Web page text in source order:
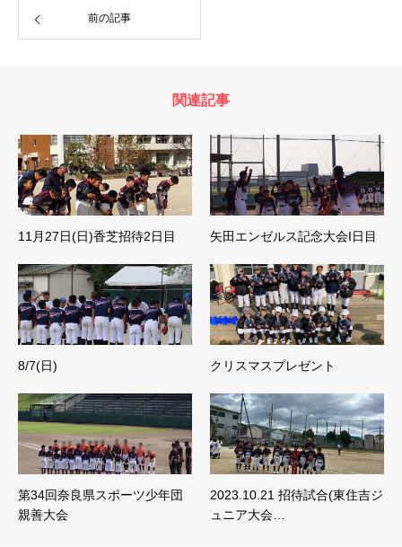
前の記事
関連記事
11月27日(日)香芝招待2日目 矢田エンゼルス記念大会I日目
8/7(日) クリスマスプレゼント
第34回奈良県スポーツ少年団
親善大会
2023.10.21 招待試合(東住吉ジ
ュニア大会…